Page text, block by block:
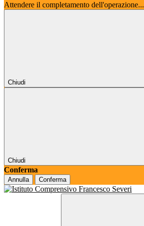
Attendere il completamento dell'operazione...
Chiudi
Chiudi
Conferma
Annulla Conferma